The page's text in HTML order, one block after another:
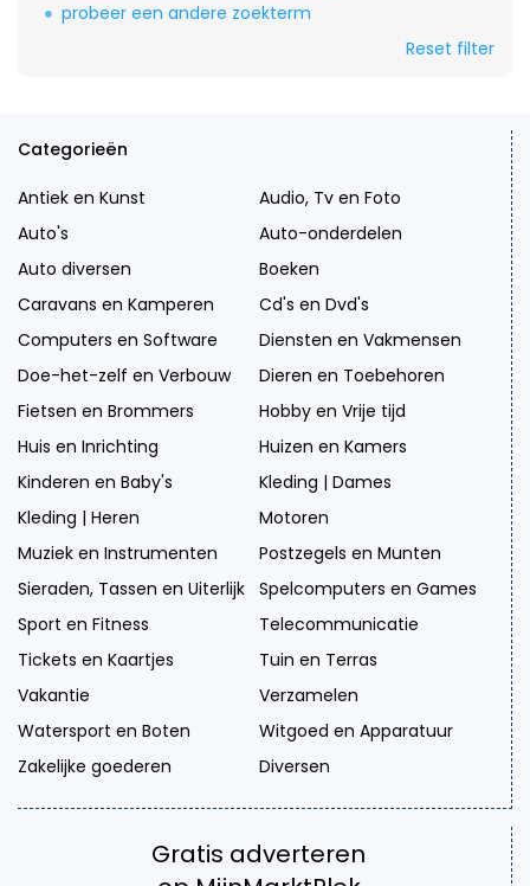
probeer een andere zoekterm
Reset filter
Categorieën
Antiek en Kunst
Audio, Tv en Foto
Auto's
Auto-onderdelen
Auto diversen
Boeken
Caravans en Kamperen
Cd's en Dvd's
Computers en Software
Diensten en Vakmensen
Doe-het-zelf en Verbouw
Dieren en Toebehoren
Fietsen en Brommers
Hobby en Vrije tijd
Huis en Inrichting
Huizen en Kamers
Kinderen en Baby's
Kleding | Dames
Kleding | Heren
Motoren
Muziek en Instrumenten
Postzegels en Munten
Sieraden, Tassen en Uiterlijk Spelcomputers en Games
Sport en Fitness
Telecommunicatie
Tickets en Kaartjes
Tuin en Terras
Vakantie
Verzamelen
Watersport en Boten
Witgoed en Apparatuur
Zakelijke goederen
Diversen
Gratis adverteren